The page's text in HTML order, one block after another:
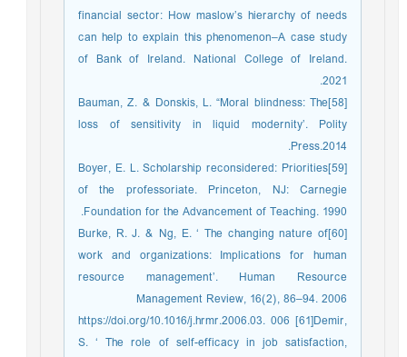
financial sector: How maslow’s hierarchy of needs
can help to explain this phenomenon–A case study
of Bank of Ireland. National College of Ireland.
2021.
[58]Bauman, Z. & Donskis, L. “Moral blindness: The
loss of sensitivity in liquid modernity’. Polity
Press.2014.
[59]Boyer, E. L. Scholarship reconsidered: Priorities
of the professoriate. Princeton, NJ: Carnegie
Foundation for the Advancement of Teaching. 1990.
[60]Burke, R. J. & Ng, E. ‘ The changing nature of
work and organizations: Implications for human
resource management’. Human Resource
Management Review, 16(2), 86–94. 2006
https://doi.org/10.1016/j.hrmr.2006.03. 006 [61]Demir,
S. ‘ The role of self-efficacy in job satisfaction,